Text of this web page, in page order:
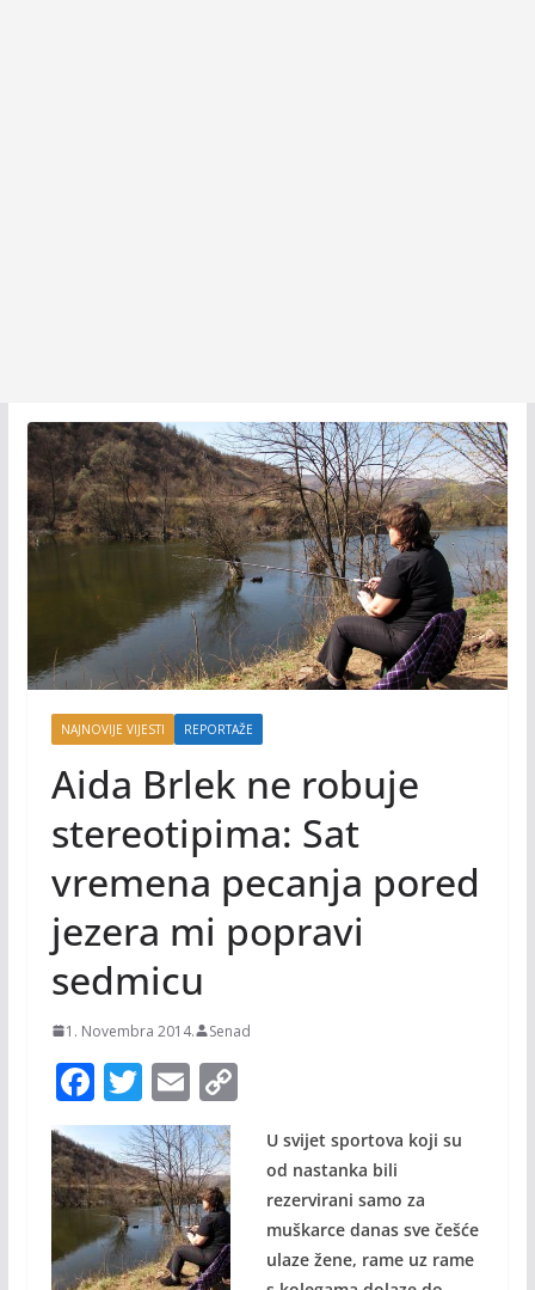
NAJNOVIJE VIJESTI REPORTAŽE
Aida Brlek ne robuje
stereotipima: Sat
vremena pecanja pored
jezera mi popravi
sedmicu
1. Novembra 2014. Senad
F
ac
e
b
o
o
T
w
itt
er
E
m
ai
l
C
U svijet sportova koji su
od nastanka bili
rezervirani samo za
muškarce danas sve češće
ulaze žene, rame uz rame